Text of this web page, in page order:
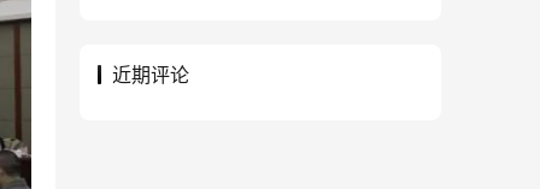
近期评论